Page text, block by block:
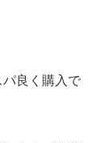
良く購入で